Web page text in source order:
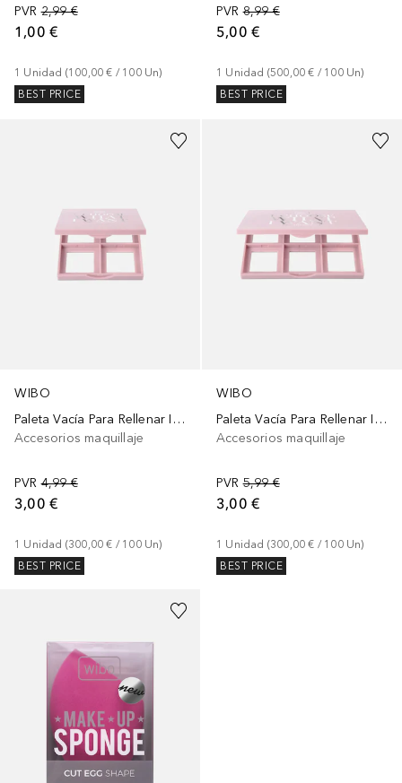
PVR 2,99 €
1,00 €
1 Unidad (100,00 € / 100 Un)
BEST PRICE
PVR 8,99 €
5,00 €
1 Unidad (500,00 € / 100 Un)
BEST PRICE
WIBO
Paleta Vacía Para Rellenar I Choose What I Want Pequeña
Accesorios maquillaje
PVR 4,99 €
3,00 €
1 Unidad (300,00 € / 100 Un)
BEST PRICE
WIBO
Paleta Vacía Para Rellenar I Choose What I Want Grande
Accesorios maquillaje
PVR 5,99 €
3,00 €
1 Unidad (300,00 € / 100 Un)
BEST PRICE